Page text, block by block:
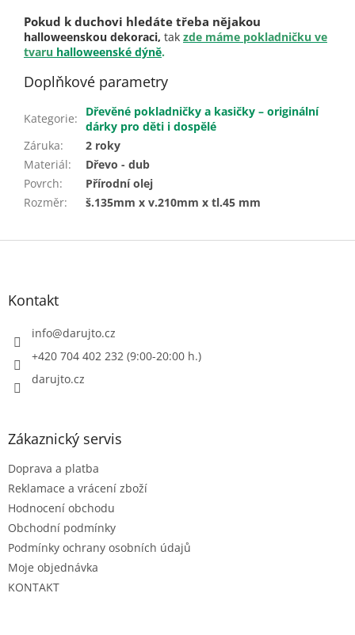
Pokud k duchovi hledáte třeba nějakou
halloweenskou dekoraci, tak zde máme pokladničku ve
tvaru halloweenské dýně.
Doplňkové parametry
Kategorie:
Dřevěné pokladničky a kasičky – originální
dárky pro děti i dospělé
Záruka:
2 roky
Materiál:
Dřevo - dub
Povrch:
Přírodní olej
Rozměr: š.135mm x v.210mm x tl.45 mm
Z
Kontakt
info@darujto.cz
+420 704 402 232 (9:00-20:00 h.)
darujto.cz
Zákaznický servis
Doprava a platba
Reklamace a vrácení zboží
Hodnocení obchodu
Obchodní podmínky
Podmínky ochrany osobních údajů
Moje objednávka
KONTAKT